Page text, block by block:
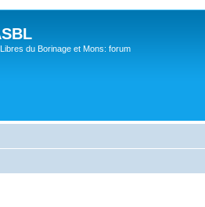
du Borinage et Mons: forum